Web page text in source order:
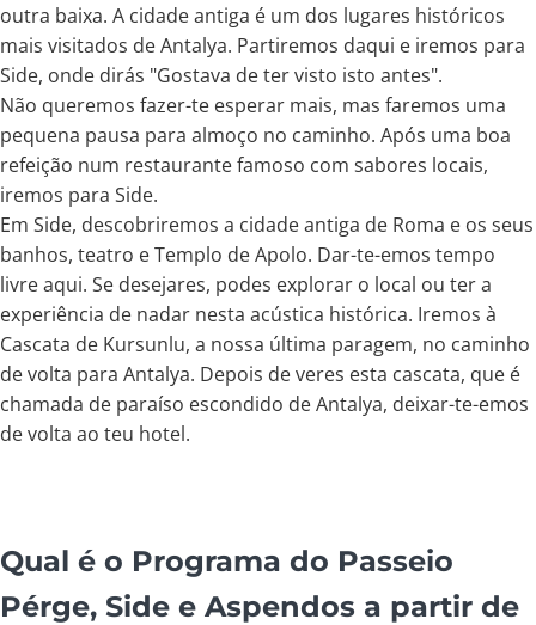
outra baixa. A cidade antiga é um dos lugares históricos
mais visitados de Antalya. Partiremos daqui e iremos para
Side, onde dirás "Gostava de ter visto isto antes".
Não queremos fazer-te esperar mais, mas faremos uma
pequena pausa para almoço no caminho. Após uma boa
refeição num restaurante famoso com sabores locais,
iremos para Side.
Em Side, descobriremos a cidade antiga de Roma e os seus
banhos, teatro e Templo de Apolo. Dar-te-emos tempo
livre aqui. Se desejares, podes explorar o local ou ter a
experiência de nadar nesta acústica histórica. Iremos à
Cascata de Kursunlu, a nossa última paragem, no caminho
de volta para Antalya. Depois de veres esta cascata, que é
chamada de paraíso escondido de Antalya, deixar-te-emos
de volta ao teu hotel.
Qual é o Programa do Passeio
Pérge, Side e Aspendos a partir de